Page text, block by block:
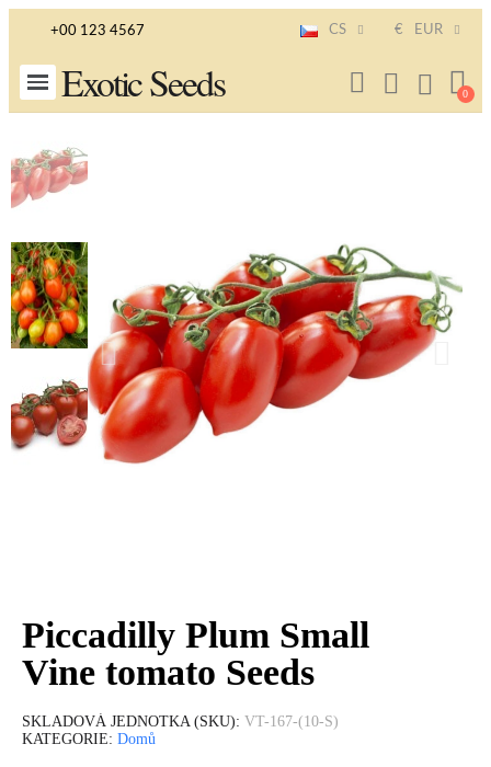
+00 123 4567 CS € EUR
Exotic Seeds
Piccadilly Plum Small
Vine tomato Seeds
SKLADOVÁ JEDNOTKA (SKU) VT-167-(10-S)
KATEGORIE Domů